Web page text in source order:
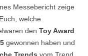
Messebericht zeige
welche
den Toy Award
gewonnen haben und